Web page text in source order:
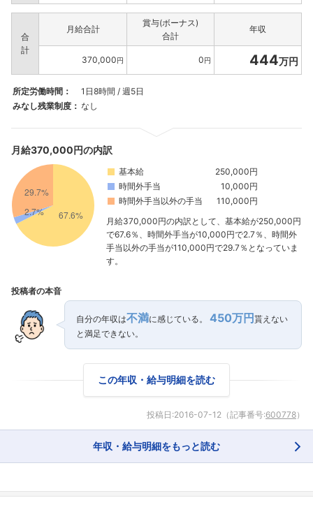
合
計
月給合計
賞与(ボーナス)
合計
年収
370,000円 0円 444万円
所定労働時間：
1日8時間 / 週5日
みなし残業制度： なし
月給370,000円の内訳
基本給
250,000円
時間外手当
10,000円
時間外手当以外の手当
110,000円
月給370,000円の内訳として、基本給が250,000円
で67.6％、時間外手当が10,000円で2.7％、時間外
手当以外の手当が110,000円で29.7％となっていま
す。
投稿者の本音
自分の年収は不満に感じている。 450万円 貰えない
と満足できない。
この年収・給与明細を読む
投稿日:2016-07-12 （記事番号:600778）
年収・給与明細をもっと読む